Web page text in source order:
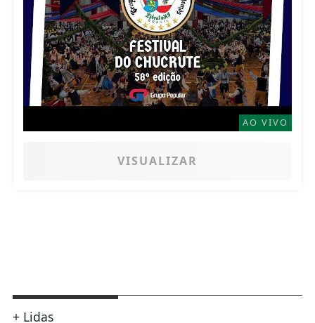
AO VIVO
VISUALIZAR
+ Lidas